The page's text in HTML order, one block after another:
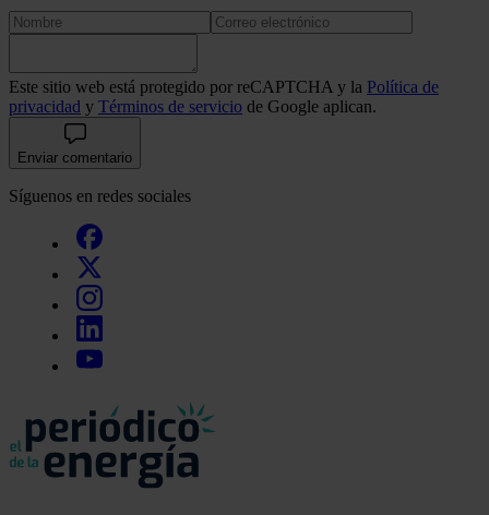
Este sitio web está protegido por reCAPTCHA y la Política de
privacidad y Términos de servicio de Google aplican.
Enviar comentario
Síguenos en redes sociales